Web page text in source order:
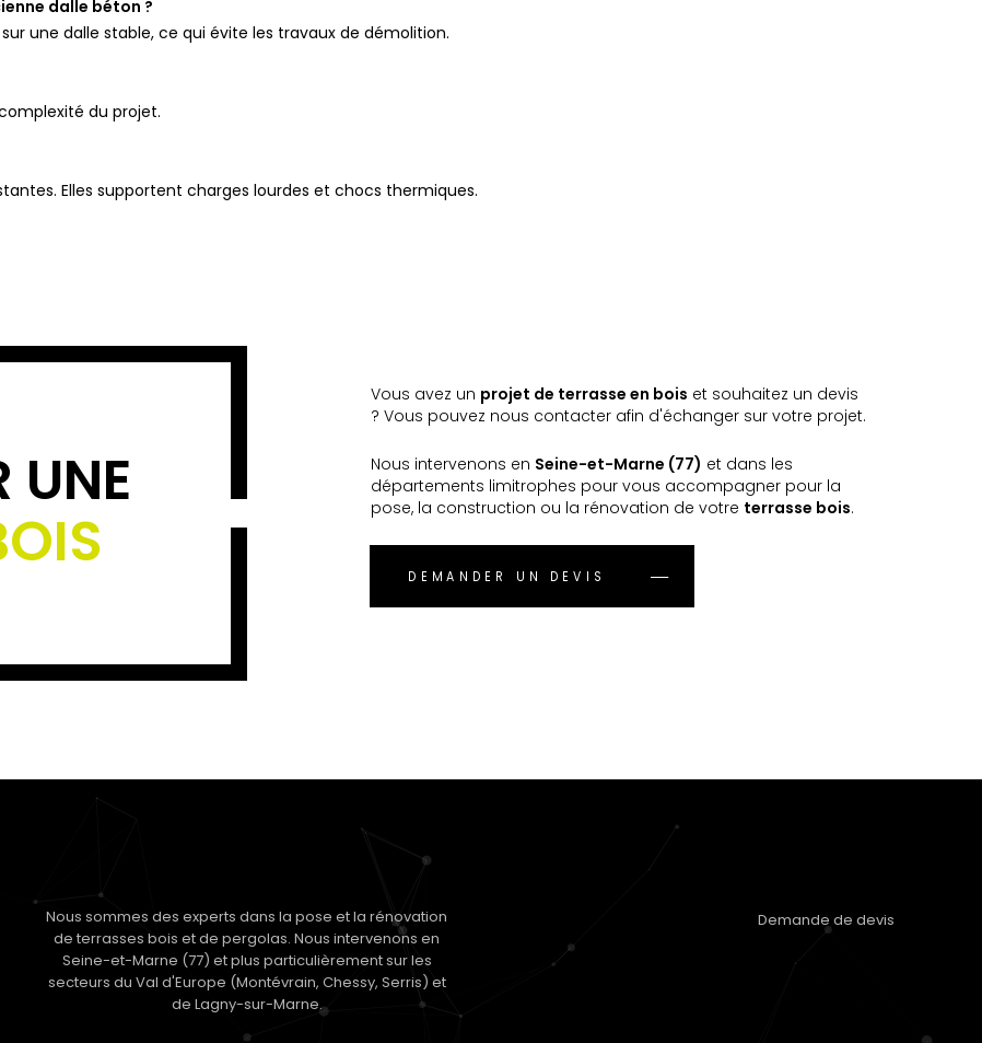
dalle béton ?
une dalle stable, ce qui évite les travaux de démolition.
du projet.
Elles supportent charges lourdes et chocs thermiques.
UNE
Vous avez un projet de terrasse en bois et souhaitez un devis
? Vous pouvez nous contacter afin d'échanger sur votre projet.
Nous intervenons en Seine-et-Marne (77) et dans les
départements limitrophes pour vous accompagner pour la
pose, la construction ou la rénovation de votre terrasse bois.
DEMANDER UN DEVIS
Nous sommes des experts dans la pose et la rénovation
de terrasses bois et de pergolas. Nous intervenons en
Seine-et-Marne (77) et plus particulièrement sur les
secteurs du Val d'Europe (Montévrain, Chessy, Serris) et
de Lagny-sur-Marne.
Demande de devis